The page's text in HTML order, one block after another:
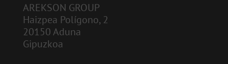
AREKSON GROUP
Haizpea Polígono, 2
20150 Aduna
Gipuzkoa